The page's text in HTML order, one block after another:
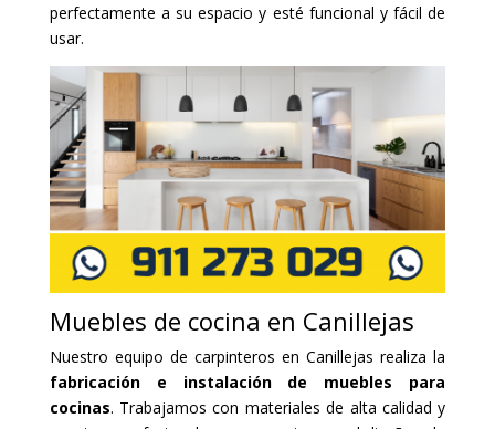
perfectamente a su espacio y esté funcional y fácil de
usar.
Muebles de cocina en Canillejas
Nuestro equipo de carpinteros en Canillejas realiza la
fabricación e instalación de muebles para
cocinas. Trabajamos con materiales de alta calidad y